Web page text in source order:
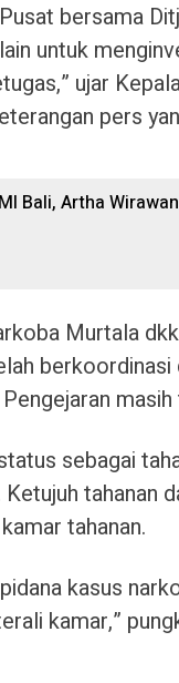
bersama
untuk
ujar
pers
Bali, Artha
Murtala
sebagai
tahanan
tahanan.
kasus
kamar,”